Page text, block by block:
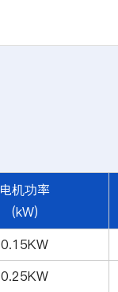
电机功率
(kW)
0.15KW
0.25KW